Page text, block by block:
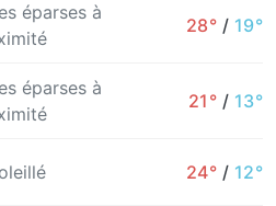
éparses à
28° / 19°
éparses à
21° / 13°
24° / 12°